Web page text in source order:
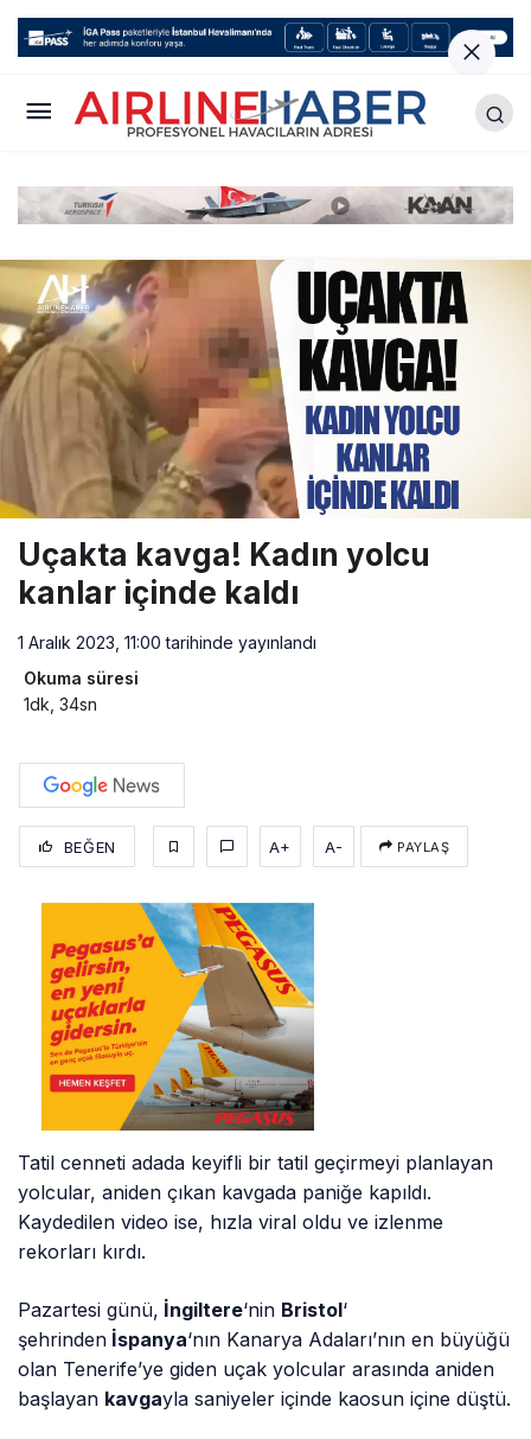
Uçakta kavga! Kadın yolcu
kanlar içinde kaldı
1 Aralık 2023, 11:00 tarihinde yayınlandı
Okuma süresi
1dk, 34sn
BEĞEN A+ A- PAYLAŞ
Tatil cenneti adada keyifli bir tatil geçirmeyi planlayan
yolcular, aniden çıkan kavgada paniğe kapıldı.
Kaydedilen video ise, hızla viral oldu ve izlenme
rekorları kırdı.
Pazartesi günü, İngiltere‘nin Bristol‘
şehrinden İspanya‘nın Kanarya Adaları’nın en büyüğü
olan Tenerife’ye giden uçak yolcular arasında aniden
başlayan kavgayla saniyeler içinde kaosun içine düştü.